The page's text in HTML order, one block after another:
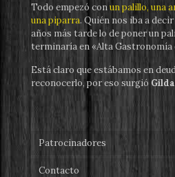
Todo empezó conun palillo, una
una piparra. Quién nos iba a
años más tarde lo de poner un
terminaría en «Alta Gastronomía
Está claro que estábamos en
reconocerlo, por eso surgió
Patrocinadores
Contacto